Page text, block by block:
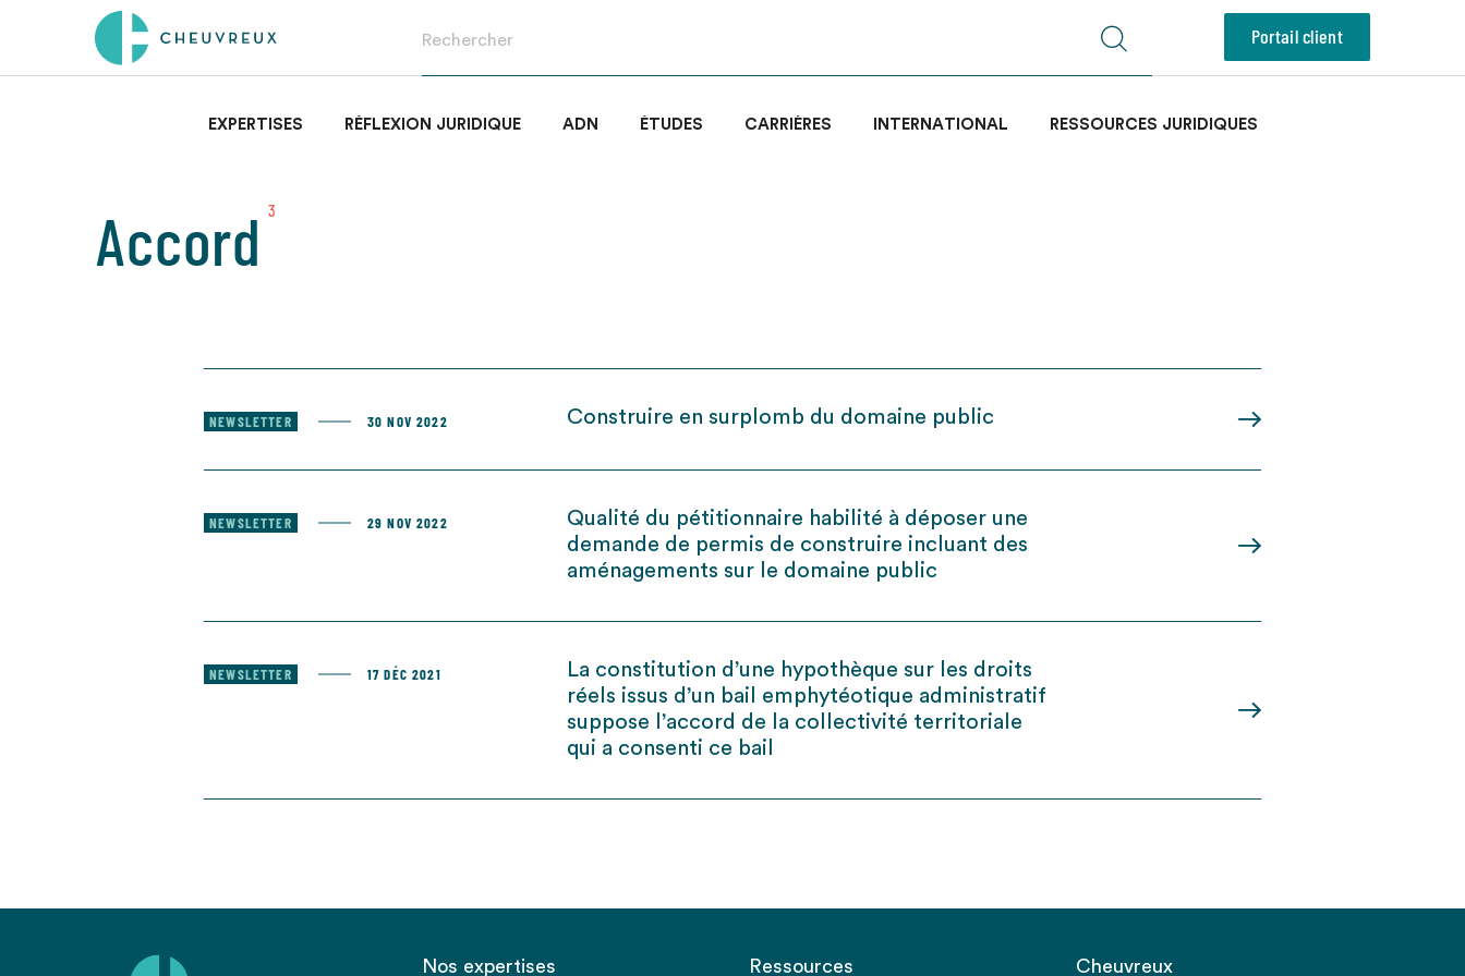
Portail client
EXPERTISES RÉFLEXION JURIDIQUE ADN ÉTUDES CARRIÈRES INTERNATIONAL RESSOURCES JURIDIQUES
Accord 3
NEWSLETTER 30 NOV 2022 Construire en surplomb du domaine public
NEWSLETTER 29 NOV 2022
Qualité du pétitionnaire habilité à déposer une
demande de permis de construire incluant des
aménagements sur le domaine public
NEWSLETTER 17 DÉC 2021
La constitution d’une hypothèque sur les droits
réels issus d’un bail emphytéotique administratif
suppose l’accord de la collectivité territoriale
qui a consenti ce bail
Nos expertises Ressources Cheuvreux